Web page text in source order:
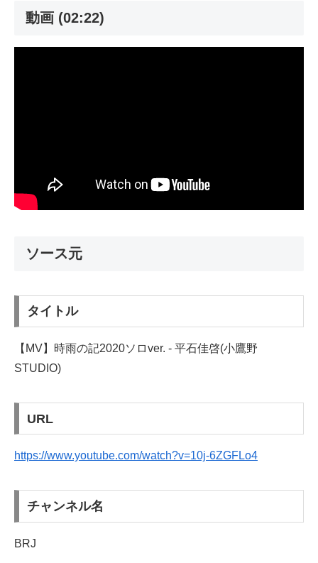
動画 (02:22)
ソース元
タイトル
【MV】時雨の記2020ソロver. - 平石佳啓(小鷹野
STUDIO)
URL
https://www.youtube.com/watch?v=10j-6ZGFLo4
チャンネル名
BRJ